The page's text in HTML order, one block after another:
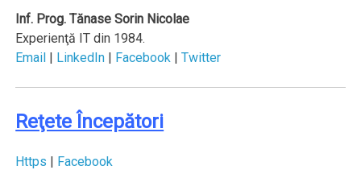
Inf. Prog. Tănase Sorin Nicolae
Experienţă IT din 1984.
Email | LinkedIn | Facebook |Twitter
Reţete Începători
Https | Facebook